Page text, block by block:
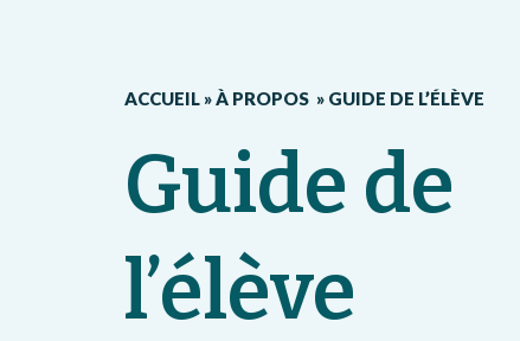
ACCUEIL » À PROPOS » GUIDE DE L’ÉLÈVE
Guide de
l’élève